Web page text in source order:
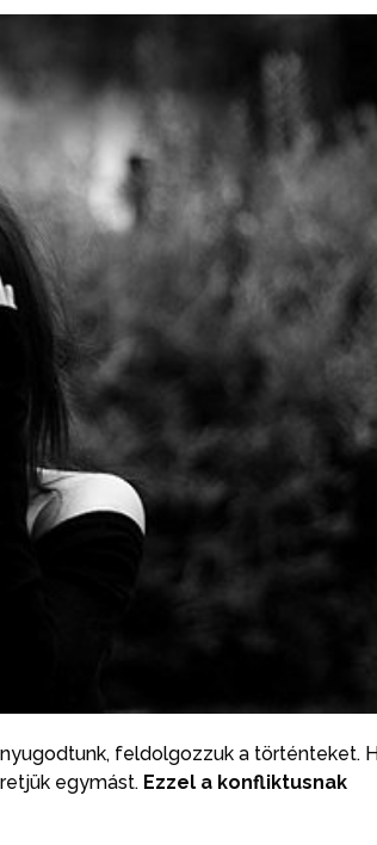
feldolgozzuk a történteket.
egymást. Ezzel a konfliktusnak